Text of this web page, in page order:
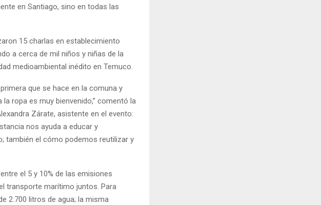
en Santiago, sino en todas las
15 charlas en establecimiento
a cerca de mil niños y niñas de la
medioambiental inédito en Temuco.
que se hace en la comuna y
ropa es muy bienvenido,” comentó la
Zárate, asistente en el evento:
nos ayuda a educar y
también el cómo podemos reutilizar y
el 5 y 10% de las emisiones
transporte marítimo juntos. Para
2.700 litros de agua; la misma